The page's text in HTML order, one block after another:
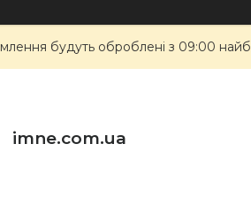
будуть оброблені з 09:00
imne.com.ua